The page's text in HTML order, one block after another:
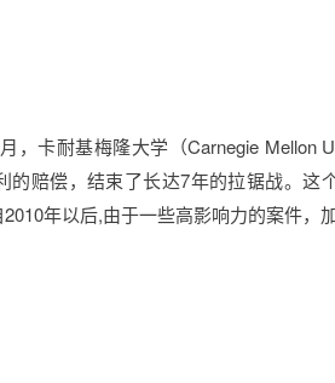
，卡耐基梅隆大学（Carnegie Mellon
的赔偿，结束了长达7年的拉锯战。这
2010年以后,由于一些高影响力的案件